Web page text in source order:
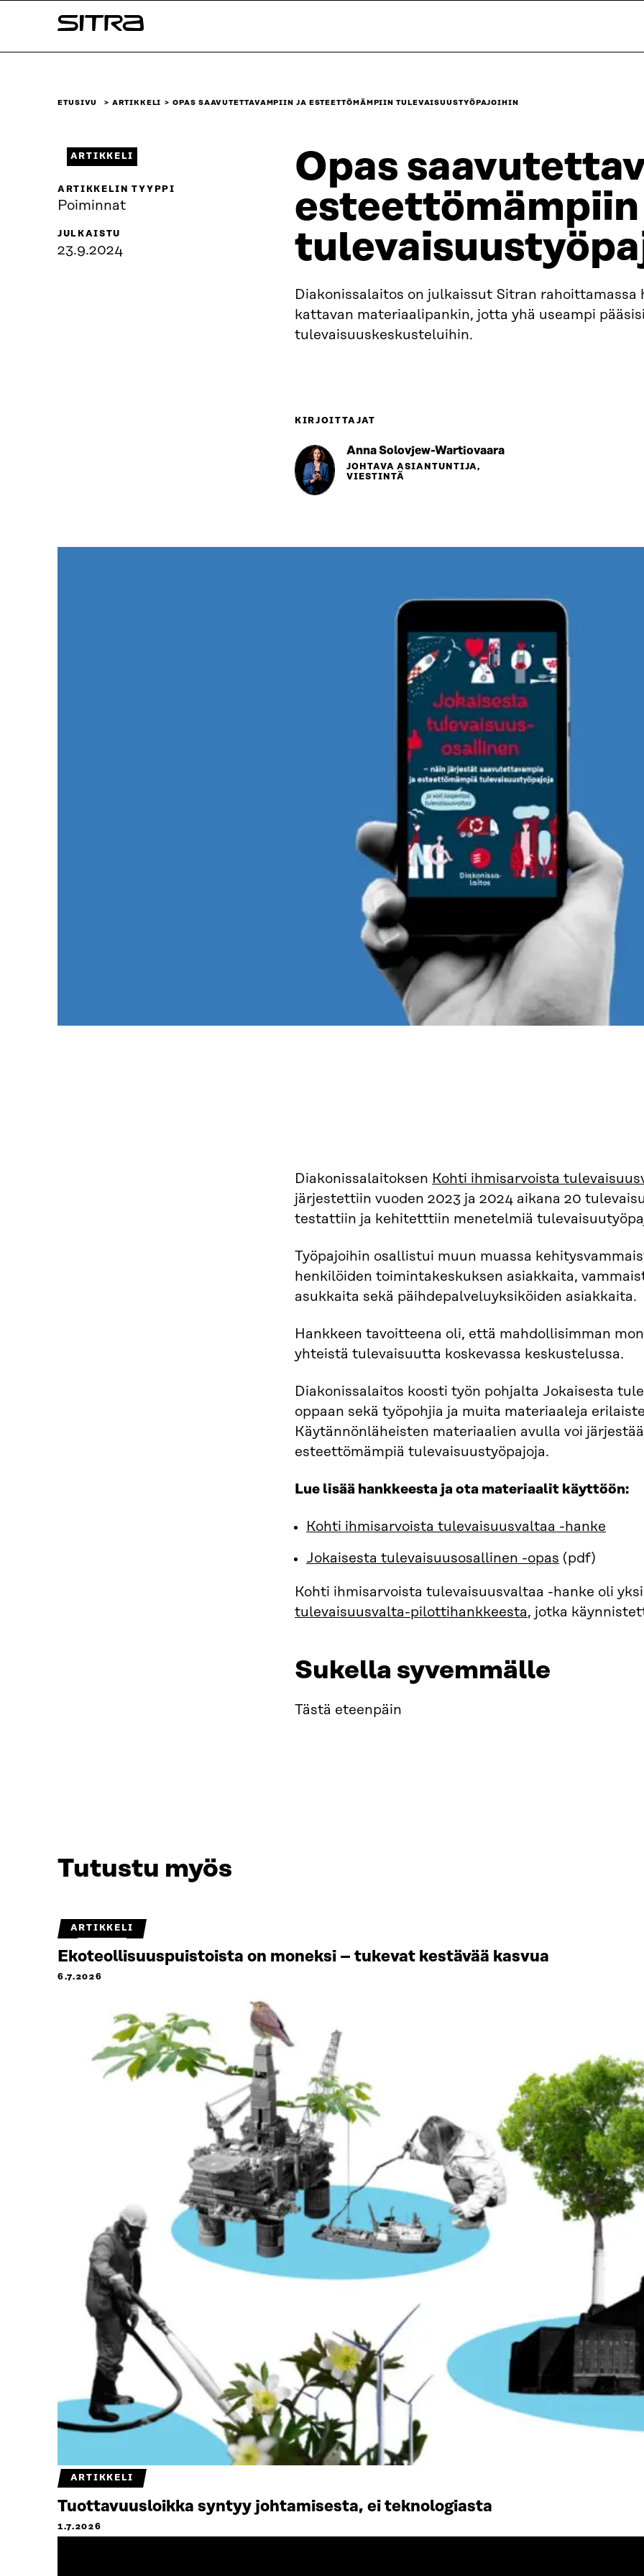
sisältöön
Sitra
ETUSIVU ARTIKKELI OPAS SAAVUTETTAVAMPIIN JA ESTEETTÖMÄMPIIN TULEVAISUUSTYÖPAJOIHIN
Opas
esteettömämpiin
Diakonissalaitos on julkaissut Sitran rahoittamassa
kattavan materiaalipankin, jotta yhä useampi
tulevaisuuskeskusteluihin.
ARTIKKELI
ARTIKKELIN TYYPPI
Poiminnat
JULKAISTU
23.9.2024
KIRJOITTAJAT
Anna Solovjew-Wartiovaara
JOHTAVA ASIANTUNTIJA,
VIESTINTÄ
Diakonissalaitoksen Kohti ihmisarvoista
järjestettiin vuoden 2023 ja 2024 aikana 20
testattiin ja kehitetttiin menetelmiä
Työpajoihin osallistui muun muassa
henkilöiden toimintakeskuksen asiakkaita,
asukkaita sekä päihdepalveluyksiköiden asiakkaita.
Hankkeen tavoitteena oli, että mahdollisimman
yhteistä tulevaisuutta koskevassa keskustelussa.
Diakonissalaitos koosti työn pohjalta Jokaisesta
oppaan sekä työpohjia ja muita materiaaleja
Käytännönläheisten materiaalien avulla voi
esteettömämpiä tulevaisuustyöpajoja.
Lue lisää hankkeesta ja ota materiaalit käyttöön:
Kohti ihmisarvoista tulevaisuusvaltaa -hanke
Jokaisesta tulevaisuusosallinen -opas (pdf)
Kohti ihmisarvoista tulevaisuusvaltaa -hanke oli
tulevaisuusvalta-pilottihankkeesta, jotka
Sukella syvemmälle
Tästä eteenpäin
Tutustu myös
ARTIKKELI
Ekoteollisuuspuistoista on moneksi – tukevat kestävää kasvua
6.7.2026
ARTIKKELI
Tuottavuusloikka syntyy johtamisesta, ei teknologiasta
1.7.2026